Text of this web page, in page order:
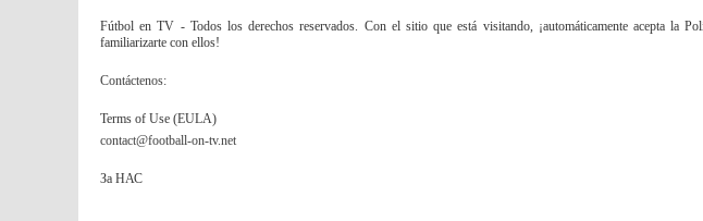
Fútbol en TV - Todos los derechos reservados. Con el sitio que está visitando, ¡automáticamente acepta la
familiarizarte con ellos!
Contáctenos:
Terms of Use (EULA)
contact@football-on-tv.net
За НАС